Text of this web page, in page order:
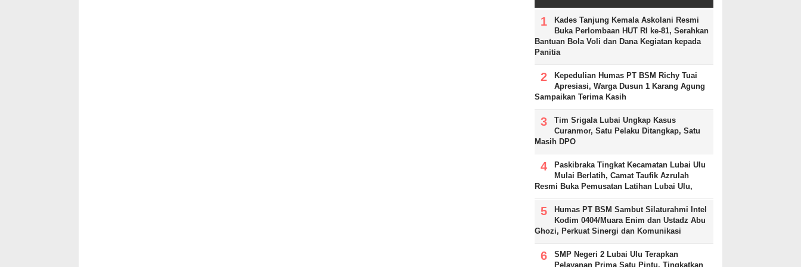
Kades Tanjung Kemala Askolani Resmi
Buka Perlombaan HUT RI ke-81, Serahkan
Bantuan Bola Voli dan Dana Kegiatan kepada
Panitia
Kepedulian Humas PT BSM Richy Tuai
Apresiasi, Warga Dusun 1 Karang Agung
Sampaikan Terima Kasih
Tim Srigala Lubai Ungkap Kasus
Curanmor, Satu Pelaku Ditangkap, Satu
Masih DPO
Paskibraka Tingkat Kecamatan Lubai Ulu
Mulai Berlatih, Camat Taufik Azrulah
Resmi Buka Pemusatan Latihan Lubai Ulu,
Humas PT BSM Sambut Silaturahmi Intel
Kodim 0404/Muara Enim dan Ustadz Abu
Ghozi, Perkuat Sinergi dan Komunikasi
SMP Negeri 2 Lubai Ulu Terapkan
Pelayanan Prima Satu Pintu, Tingkatkan